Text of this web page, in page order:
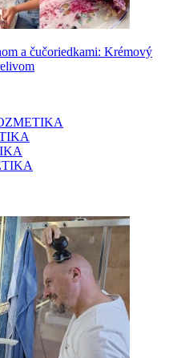
a čučoriedkami: Krémový